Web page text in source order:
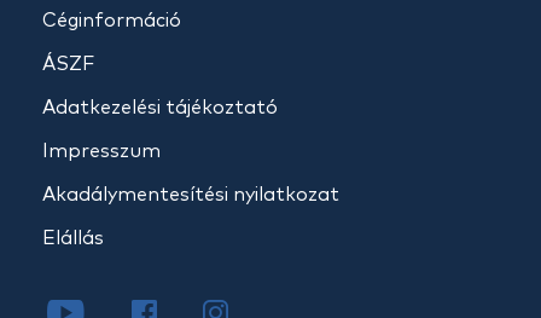
Céginformáció
ÁSZF
Adatkezelési tájékoztató
Impresszum
Akadálymentesítési nyilatkozat
Elállás